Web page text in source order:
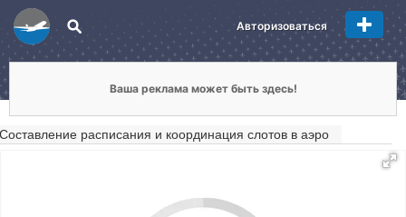
Авторизоваться
Ваша реклама может быть здесь!
Составление расписания и координация слотов в аэро